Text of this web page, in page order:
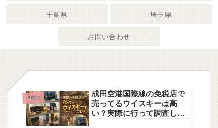
千葉県 埼玉県
お問い合わせ
体験談
成田空港国際線の免税店で
売ってるウイスキーは高
い？実際に行って調査して